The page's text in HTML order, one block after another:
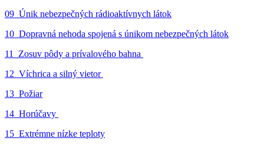
09_Únik nebezpečných rádioaktívnych látok
10_Dopravná nehoda spojená s únikom nebezpečných látok
11_Zosuv pôdy a prívalového bahna
12_Víchrica a silný vietor
13_Požiar
14_Horúčavy
15_Extrémne nízke teploty